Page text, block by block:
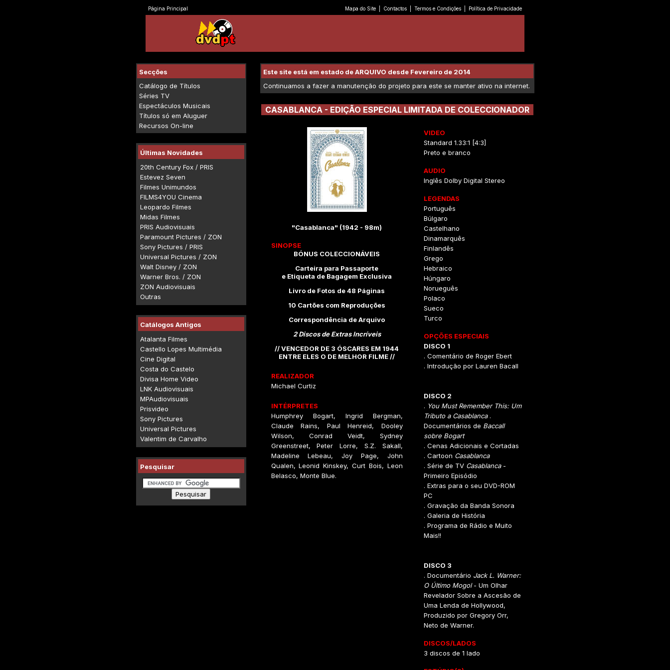
Página Principal Mapa do Site Contactos Termos e Condições Política de Privacidade
Secções
Catálogo de Títulos
Séries TV
Espectáculos Musicais
Títulos só em Aluguer
Recursos On-line
Últimas Novidades
20th Century Fox / PRIS
Estevez Seven
Filmes Unimundos
FILMS4YOU Cinema
Leopardo Filmes
Midas Filmes
PRIS Audiovisuais
Paramount Pictures / ZON
Sony Pictures / PRIS
Universal Pictures / ZON
Walt Disney / ZON
Warner Bros. / ZON
ZON Audiovisuais
Outras
Catálogos Antigos
Atalanta Filmes
Castello Lopes Multimédia
Cine Digital
Costa do Castelo
Divisa Home Video
LNK Audiovisuais
MPAudiovisuais
Prisvideo
Sony Pictures
Universal Pictures
Valentim de Carvalho
Pesquisar
Este site está em estado de ARQUIVO desde Fevereiro de 2014
Continuamos a fazer a manutenção do projeto para este se manter ativo na internet.
CASABLANCA - EDIÇÃO ESPECIAL LIMITADA DE COLECCIONADOR
"Casablanca" (1942 - 98m)
SINOPSE
BÓNUS COLECCIONÁVEIS
Carteira para Passaporte
e Etiqueta de Bagagem Exclusiva
Livro de Fotos de 48 Páginas
10 Cartões com Reproduções
Correspondência de Arquivo
2 Discos de Extras Incríveis
// VENCEDOR DE 3 ÓSCARES EM 1944
ENTRE ELES O DE MELHOR FILME //
REALIZADOR
Michael Curtiz
INTÉRPRETES
Humphrey Bogart, Ingrid Bergman,
Claude Rains, Paul Henreid, Dooley
Wilson, Conrad Veidt, Sydney
Greenstreet, Peter Lorre, S.Z. Sakall,
Madeline Lebeau, Joy Page, John
Qualen, Leonid Kinskey, Curt Bois, Leon
Belasco, Monte Blue.
VIDEO
Standard 1.33:1 [4:3]
Preto e branco
AUDIO
Inglês Dolby Digital Stereo
LEGENDAS
Português
Búlgaro
Castelhano
Dinamarquês
Finlandês
Grego
Hebraico
Húngaro
Norueguês
Polaco
Sueco
Turco
OPÇÕES ESPECIAIS
DISCO 1
. Comentário de Roger Ebert
. Introdução por Lauren Bacall
DISCO 2
. You Must Remember This: Um
Tributo a Casablanca.
Documentários de Baccall
sobre Bogart
. Cenas Adicionais e Cortadas
. Cartoon Casablanca
. Série de TV Casablanca-
Primeiro Episódio
. Extras para o seu DVD-ROM
PC
. Gravação da Banda Sonora
. Galeria de História
. Programa de Rádio e Muito
Mais!!
DISCO 3
. Documentário Jack L. Warner:
O Último Mogol- Um Olhar
Revelador Sobre a Ascesão de
Uma Lenda de Hollywood,
Produzido por Gregory Orr,
Neto de Warner.
DISCOS/LADOS
3 discos de 1 lado